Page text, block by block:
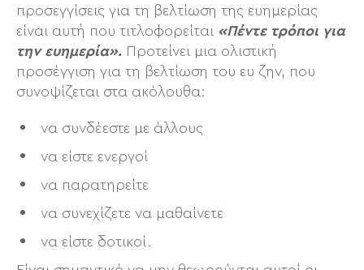
προσεγγίσεις για τη βελτίωση της ευημερίας
είναι αυτή που τιτλοφορείται «Πέντε τρόποι για
την ευημερία». Προτείνει μια ολιστική
προσέγγιση για τη βελτίωση του ευ ζην, που
συνοψίζεται στα ακόλουθα:
να συνδέεστε με άλλους
να είστε ενεργοί
να παρατηρείτε
να συνεχίζετε να μαθαίνετε
να είστε δοτικοί.